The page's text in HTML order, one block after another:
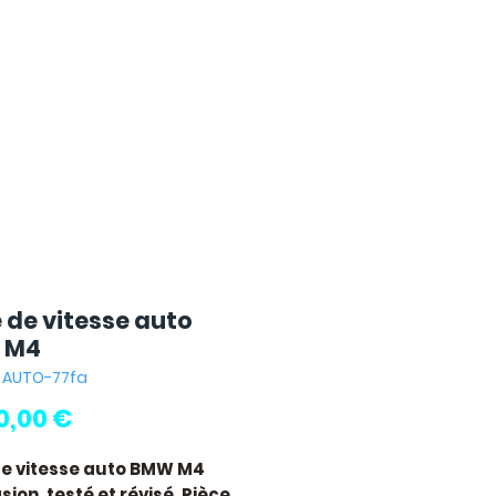
de vitesse auto
M4
77fa
€
vitesse auto BMW M4